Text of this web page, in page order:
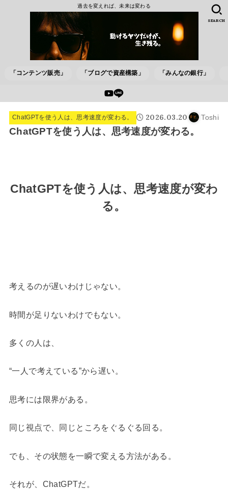
過去を変えれば、未来は変わる
「コンテンツ販売」 「ブログで資産構築」 「みんなの銀行」
SEARCH
ChatGPTを使う人は、思考速度が変わる。 2026.03.20 Toshi
ChatGPTを使う人は、思考速度が変わる。
ChatGPTを使う人は、思考速度が変わ
る。
考えるのが遅いわけじゃない。
時間が足りないわけでもない。
多くの人は、
“一人で考えている”から遅い。
思考には限界がある。
同じ視点で、同じところをぐるぐる回る。
でも、その状態を一瞬で変える方法がある。
それが、ChatGPTだ。